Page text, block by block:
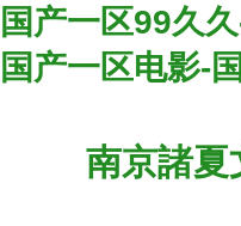
国产一区99久
国产一区电影-
南京諸夏